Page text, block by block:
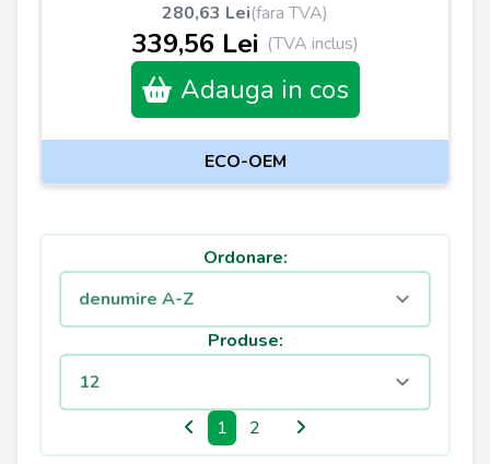
280,63 Lei(fara TVA)
339,56 Lei (TVA inclus)
Adauga in cos
ECO-OEM
Ordonare:
Produse:
1 2